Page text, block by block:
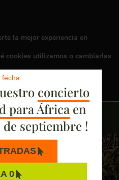
HAZTE SOCIO
la mejor experiencia en
cookies utilizamos o cambiarlas
fecha
concierto
para África en
septiembre !
0